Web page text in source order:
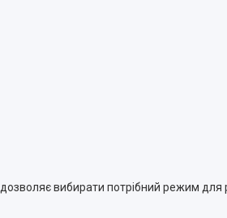
вибирати потрібний режим